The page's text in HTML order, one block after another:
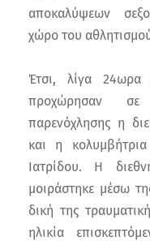
αποκαλύψεων
χώρο του
Έτσι, λίγα
προχώρησαν σε
παρενόχλησης η
και η
Ιατρίδου. Η
μοιράστηκε μέσω
δική της
ηλικία